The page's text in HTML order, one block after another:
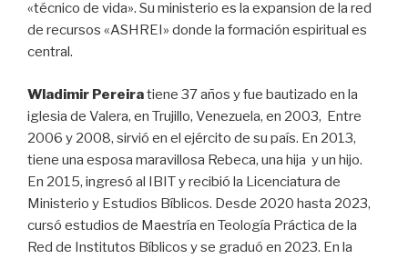
«técnico de vida». Su ministerio es la expansion de la red
de recursos «ASHREI» donde la formación espiritual es
central.
Wladimir Pereiratiene 37 años y fue bautizado en la
iglesia de Valera, en Trujillo, Venezuela, en 2003, Entre
2006 y 2008, sirvió en el ejército de su país. En 2013,
tiene una esposa maravillosa Rebeca, una hija y un hijo.
En 2015, ingresó al IBIT y recibió la Licenciatura de
Ministerio y Estudios Bíblicos. Desde 2020 hasta 2023,
cursó estudios de Maestría en Teología Práctica de la
Red de Institutos Bíblicos y se graduó en 2023. En la